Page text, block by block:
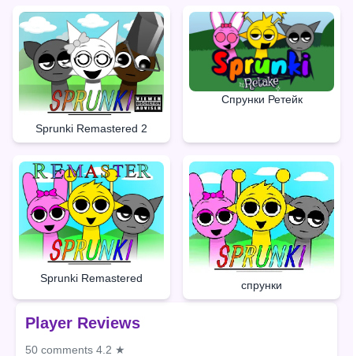
Sprunki Remastered 2
Спрунки Ретейк
Sprunki Remastered
спрунки
Player Reviews
50 comments 4.2 ★